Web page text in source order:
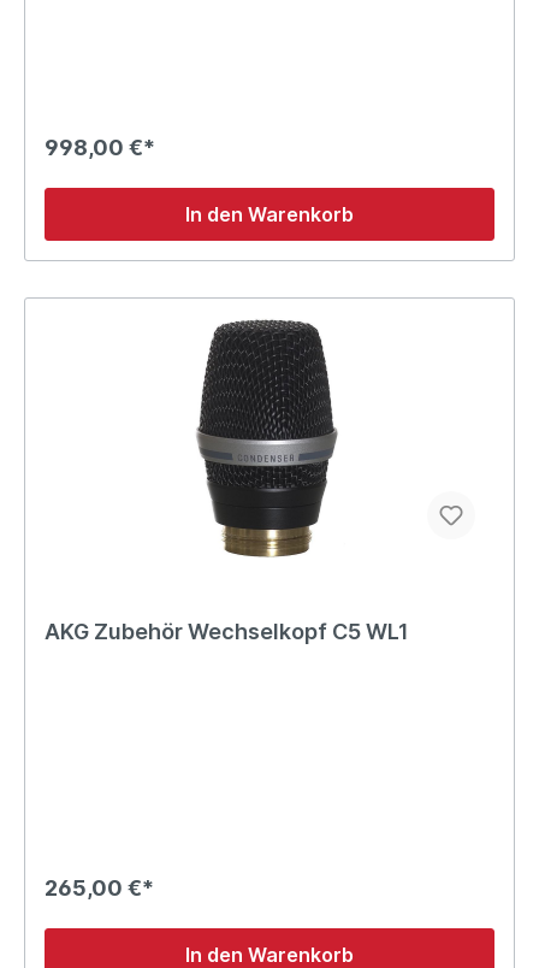
998,00 €*
In den Warenkorb
AKG Zubehör Wechselkopf C5 WL1
265,00 €*
In den Warenkorb